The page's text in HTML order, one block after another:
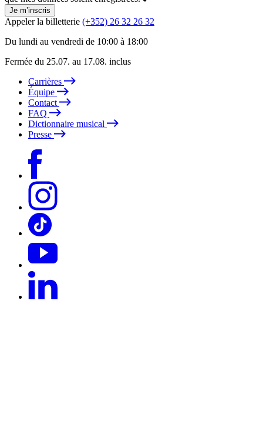
Je m’inscris
Appeler la billetterie (+352) 26 32 26 32
Du lundi au vendredi de 10:00 à 18:00
Fermée du 25.07. au 17.08. inclus
Carrières
Équipe
Contact
FAQ
Dictionnaire musical
Presse